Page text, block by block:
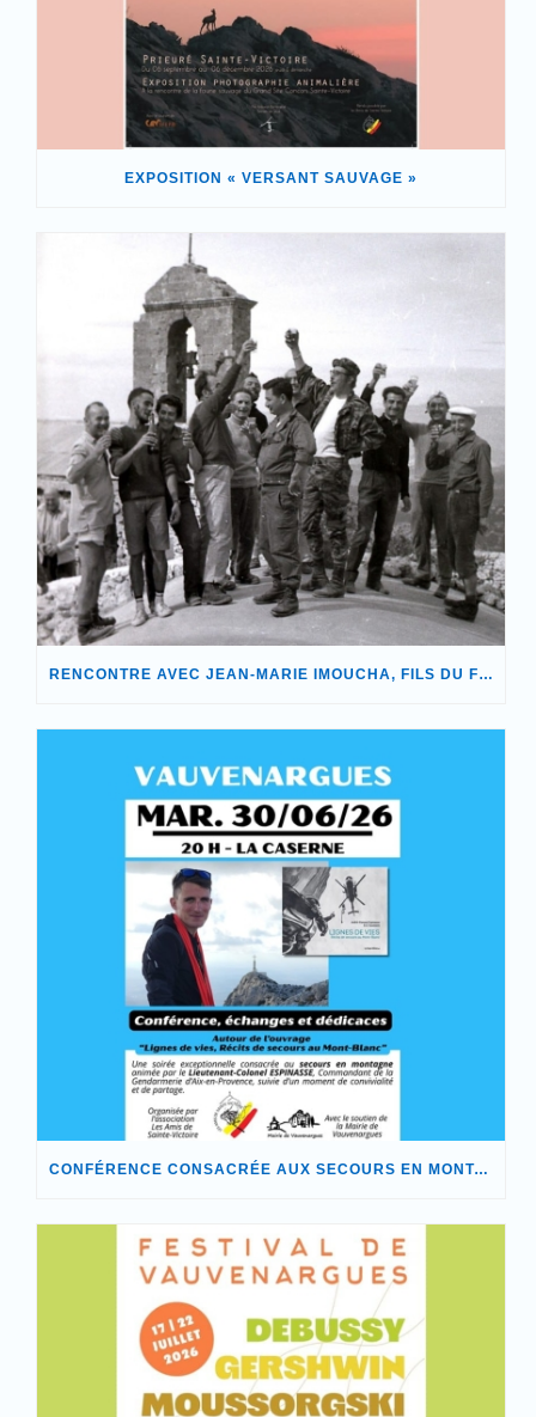
EXPOSITION « VERSANT SAUVAGE »
RENCONTRE AVEC JEAN-MARIE IMOUCHA, FILS DU FONDATEUR DE NOTRE ASSOCIATION
CONFÉRENCE CONSACRÉE AUX SECOURS EN MONTAGNE